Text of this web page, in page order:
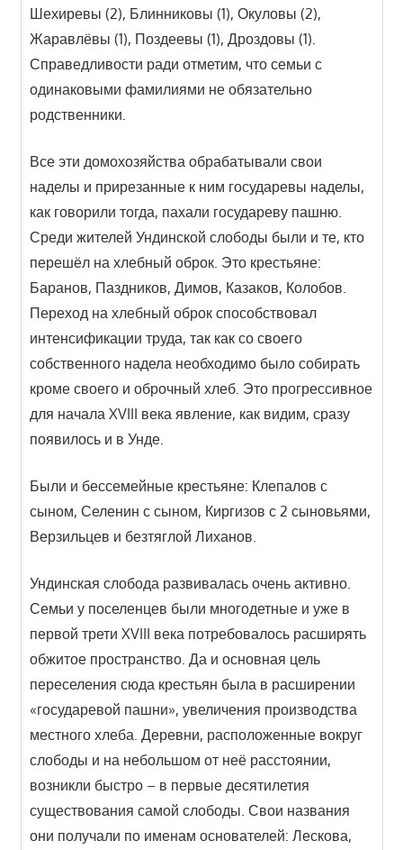
Шехиревы (2), Блинниковы (1), Окуловы (2),
Жаравлёвы (1), Поздеевы (1), Дроздовы (1).
Справедливости ради отметим, что семьи с
одинаковыми фамилиями не обязательно
родственники.
Все эти домохозяйства обрабатывали свои
наделы и прирезанные к ним государевы наделы,
как говорили тогда, пахали государеву пашню.
Среди жителей Ундинской слободы были и те, кто
перешёл на хлебный оброк. Это крестьяне:
Баранов, Паздников, Димов, Казаков, Колобов.
Переход на хлебный оброк способствовал
интенсификации труда, так как со своего
собственного надела необходимо было собирать
кроме своего и оброчный хлеб. Это прогрессивное
для начала XVIII века явление, как видим, сразу
появилось и в Унде.
Были и бессемейные крестьяне: Клепалов с
сыном, Селенин с сыном, Киргизов с 2 сыновьями,
Верзильцев и безтяглой Лиханов.
Ундинская слобода развивалась очень активно.
Семьи у поселенцев были многодетные и уже в
первой трети XVIII века потребовалось расширять
обжитое пространство. Да и основная цель
переселения сюда крестьян была в расширении
«государевой пашни», увеличения производства
местного хлеба. Деревни, расположенные вокруг
слободы и на небольшом от неё расстоянии,
возникли быстро – в первые десятилетия
существования самой слободы. Свои названия
они получали по именам основателей: Лескова,